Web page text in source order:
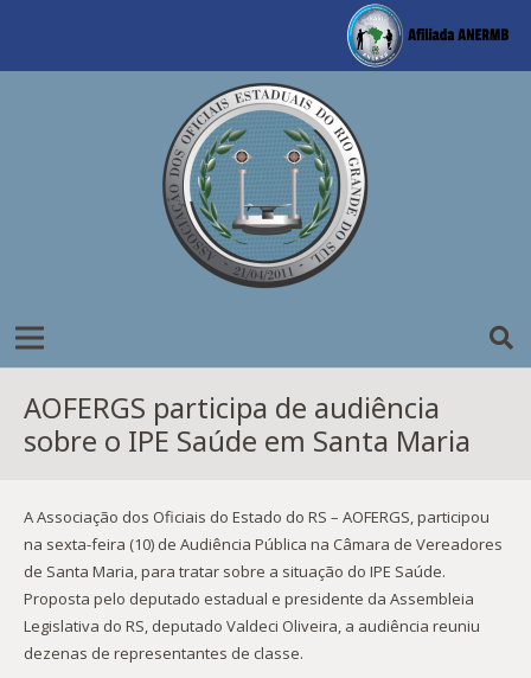
AOFERGS participa de audiência
sobre o IPE Saúde em Santa Maria
A Associação dos Oficiais do Estado do RS – AOFERGS, participou
na sexta-feira (10) de Audiência Pública na Câmara de Vereadores
de Santa Maria, para tratar sobre a situação do IPE Saúde.
Proposta pelo deputado estadual e presidente da Assembleia
Legislativa do RS, deputado Valdeci Oliveira, a audiência reuniu
dezenas de representantes de classe.